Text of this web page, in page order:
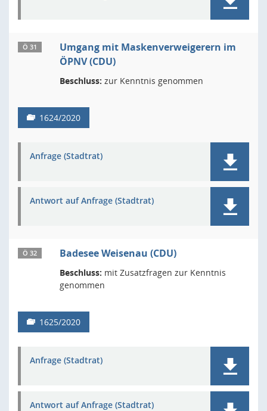
Ö 31
Umgang mit Maskenverweigerern im
ÖPNV (CDU)
Beschluss: zur Kenntnis genommen
1624/2020
Anfrage (Stadtrat)
Antwort auf Anfrage (Stadtrat)
Ö 32 Badesee Weisenau (CDU)
Beschluss: mit Zusatzfragen zur Kenntnis
genommen
1625/2020
Anfrage (Stadtrat)
Antwort auf Anfrage (Stadtrat)